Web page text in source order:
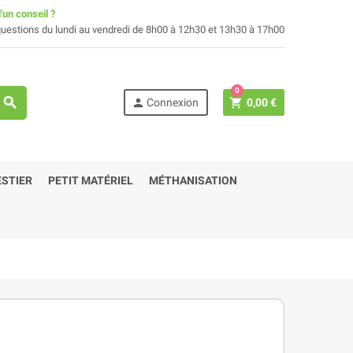
conseil ?
du lundi au vendredi de 8h00 à 12h30 et 13h30 à 17h00
search person Connexion shopping_cart 0,00 €
0
PETIT MATÉRIEL MÉTHANISATION